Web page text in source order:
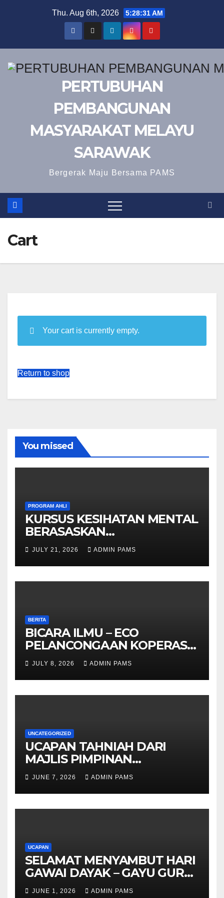
Thu. Aug 6th, 2026 5:28:31 AM
PERTUBUHAN
PEMBANGUNAN
MASYARAKAT MELAYU
SARAWAK
Bergerak Maju Bersama PAMS
Cart
Your cart is currently empty.
Return to shop
You missed
PROGRAM AHLI
KURSUS KESIHATAN MENTAL
BERASASKAN
HYPNOTHERAPY GERAN
OLEH KPWKKK SARAWAK
JULY 21, 2026 ADMIN PAMS
BERITA
BICARA ILMU – ECO
PELANCONGAAN KOPERASI –
DARI ALAM KE EKONOMI
KOMUNITI
JULY 8, 2026 ADMIN PAMS
UNCATEGORIZED
UCAPAN TAHNIAH DARI
MAJLIS PIMPINAN
TERTINGGI PAMS DAN
SELURUH WARGA
JUNE 7, 2026 ADMIN PAMS
UCAPAN
SELAMAT MENYAMBUT HARI
GAWAI DAYAK – GAYU GURU
GERAI NYAMAI
JUNE 1, 2026 ADMIN PAMS